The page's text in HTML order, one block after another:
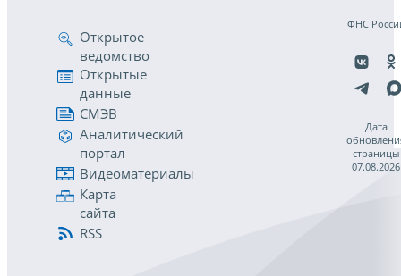
Открытое
ведомство
Открытые
данные
СМЭВ
Аналитический
портал
Видеоматериалы
Карта
сайта
RSS
ФНС
Дата
страницы
07.08.2026